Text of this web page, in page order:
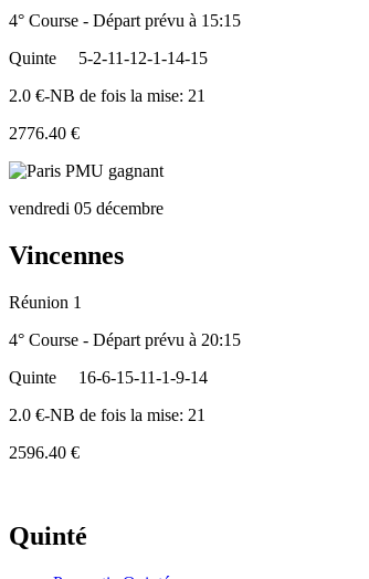
4° Course - Départ prévu à 15:15
Quinte
5-2-11-12-1-14-15
2.0 €-NB de fois la mise: 21
2776.40 €
vendredi 05 décembre
Vincennes
Réunion 1
4° Course - Départ prévu à 20:15
Quinte
16-6-15-11-1-9-14
2.0 €-NB de fois la mise: 21
2596.40 €
Quinté